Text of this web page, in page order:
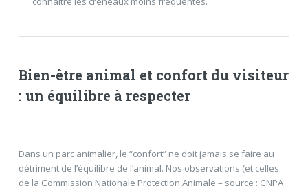
Bien-être animal et confort du visiteur
: un équilibre à respecter
Dans un parc animalier, le “confort” ne doit jamais se faire au
détriment de l’équilibre de l’animal. Nos observations (et celles
de la Commission Nationale Protection Animale – source : CNPA